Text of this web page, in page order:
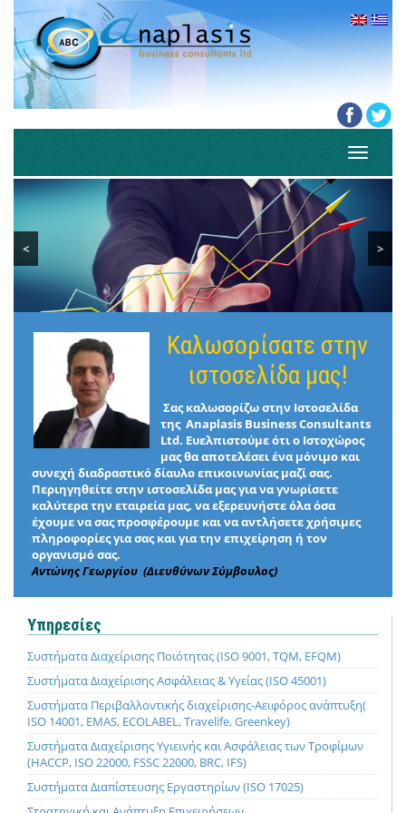
Toggle
< >
Καλωσορίσατε στην
ιστοσελίδα μας!
Σας καλωσορίζω στην Ιστοσελίδα
της Anaplasis Business Consultants
Ltd. Ευελπιστούμε ότι ο Ιστοχώρος
μας θα αποτελέσει ένα μόνιμο και
συνεχή διαδραστικό δίαυλο επικοινωνίας μαζί σας.
Περιηγηθείτε στην ιστοσελίδα μας για να γνωρίσετε
καλύτερα την εταιρεία μας, να εξερευνήστε όλα όσα
έχουμε να σας προσφέρουμε και να αντλήσετε χρήσιμες
πληροφορίες για σας και για την επιχείρηση ή τον
οργανισμό σας.
Αντώνης Γεωργίου (Διευθύνων Σύμβουλος)
Υπηρεσίες
Συστήματα Διαχείρισης Ποιότητας (ISO 9001, TQM, EFQM)
Συστήματα Διαχείρισης Ασφάλειας & Υγείας (ISO 45001)
Συστήματα Περιβαλλοντικής διαχείρισης-Αειφόρος ανάπτυξη(
ISO 14001, EMAS, ECOLABEL, Travelife, Greenkey)
Συστήματα Διαχείρισης Υγιεινής και Ασφάλειας των Τροφίμων
(HACCP, ISO 22000, FSSC 22000, BRC, IFS)
Συστήματα Διαπίστευσης Εργαστηρίων (ISO 17025)